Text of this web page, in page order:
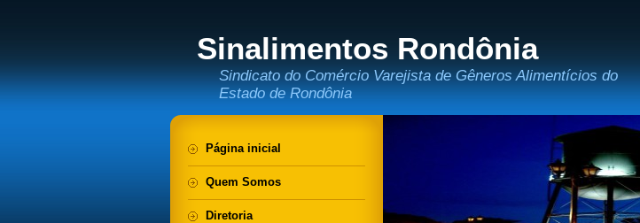
Sinalimentos Rondônia
Sindicato do Comércio Varejista de Gêneros Alimentícios do
Estado de Rondônia
Página inicial
Quem Somos
Diretoria